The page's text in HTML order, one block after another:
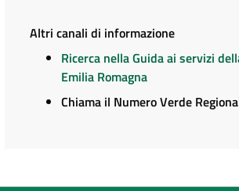
Altri canali di informazione
Ricerca nella Guida ai servizi
Emilia Romagna
Chiama il Numero Verde